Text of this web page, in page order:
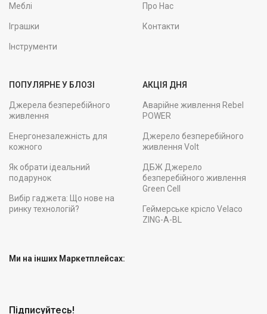
Меблі
Іграшки
Інструменти
Про Нас
Контакти
ПОПУЛЯРНЕ У БЛОЗІ
Джерела безперебійного
живлення
Енергонезалежність для
кожного
Як обрати ідеальний
подарунок
Вибір гаджета: Що нове на
ринку технологій?
АКЦІЯ ДНЯ
Аварійне живлення Rebel
POWER
Джерело безперебійного
живлення Volt
ДБЖ Джерело
безперебійного живлення
Green Cell
Геймерське крісло Velaco
ZING-A-BL
Ми на інших Маркетплейсах:
Підписуйтесь!